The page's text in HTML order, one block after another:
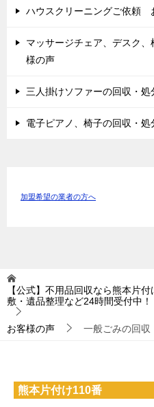
ハウスクリーニングご依頼
マッサージチェア、デスク
様の声
三人掛けソファーの回収・
電子ピアノ、椅子の回収・
加盟希望の業者の方へ
【公式】不用品回収なら熊本片
敷・遺品整理など24時間受付中！
お客様の声 一般ごみの回
熊本片付け110番